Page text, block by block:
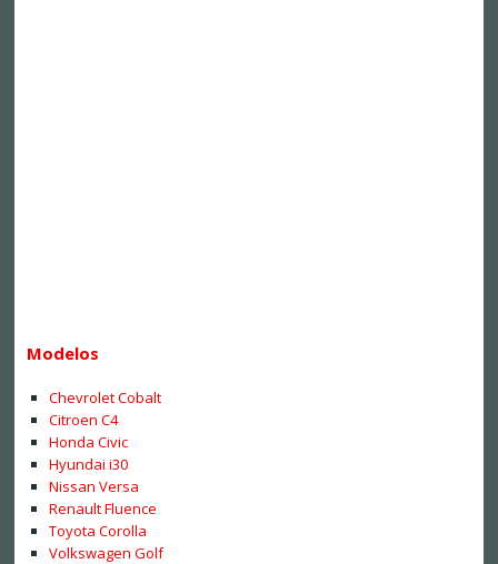
Modelos
Chevrolet Cobalt
Citroen C4
Honda Civic
Hyundai i30
Nissan Versa
Renault Fluence
Toyota Corolla
Volkswagen Golf